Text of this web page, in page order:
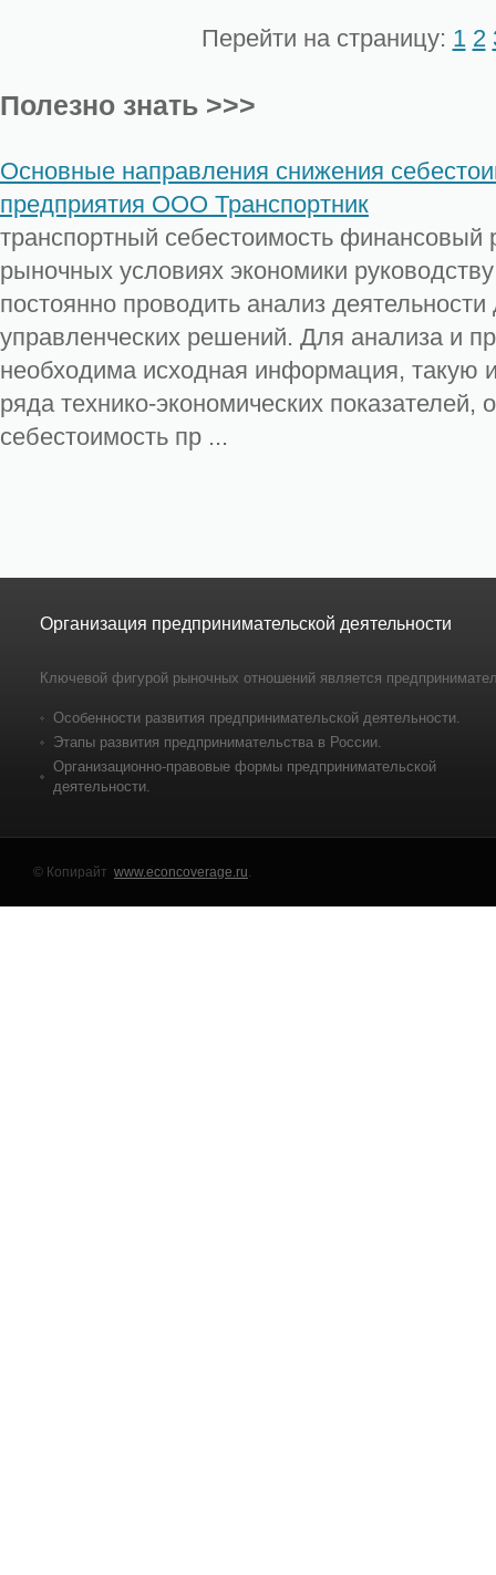
Перейти на страницу: 1 2
Полезно знать >>>
Основные направления снижения
предприятия ООО Транспортник
транспортный себестоимость
рыночных условиях экономики
постоянно проводить анализ
управленческих решений. Для анализа и
необходима исходная информация, такую
ряда технико-экономических показателей,
себестоимость пр ...
Организация предпринимательской деятельности
Ключевой фигурой рыночных отношений является
Особенности развития предпринимательской деятельности.
Этапы развития предпринимательства в России.
Организационно-правовые формы предпринимательской
деятельности.
© Копирайт www.econcoverage.ru.